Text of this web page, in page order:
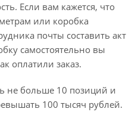
Если вам кажется, что
или коробка
почты составить акт
самостоятельно вы
оплатили заказ.
не больше 10 позиций и
100 тысяч рублей.